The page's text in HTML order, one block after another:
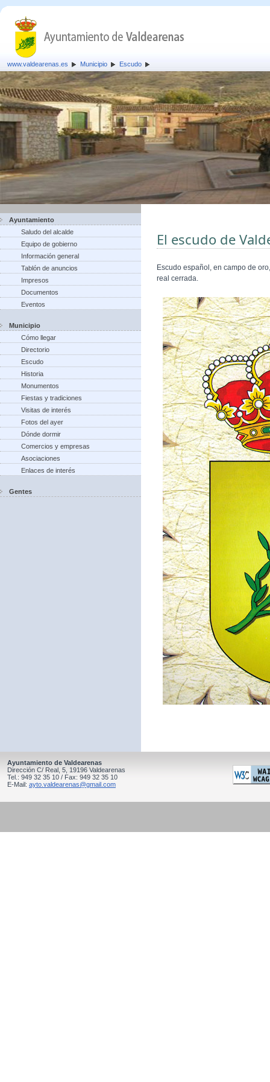
www.valdearenas.es Municipio Escudo
Ayuntamiento
Saludo del alcalde
Equipo de gobierno
Información general
Tablón de anuncios
Impresos
Documentos
Eventos
Municipio
Cómo llegar
Directorio
Escudo
Historia
Monumentos
Fiestas y tradiciones
Visitas de interés
Fotos del ayer
Dónde dormir
Comercios y empresas
Asociaciones
Enlaces de interés
Gentes
El escudo de
Escudo español, en campo de
real cerrada.
Ayuntamiento de Valdearenas
Dirección C/ Real, 5, 19196 Valdearenas
Tel.: 949 32 35 10 / Fax: 949 32 35 10
E-Mail: ayto.valdearenas@gmail.com